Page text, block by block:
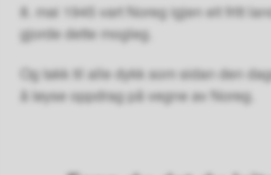
8. mai 1945 vart Noreg igjen eit fritt
gjorde dette mogleg.
Og takk til alle dykk som sidan den
å løyse oppdrag på vegne av Noreg.